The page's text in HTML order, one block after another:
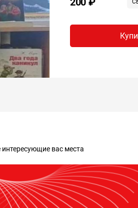
интересующие вас места